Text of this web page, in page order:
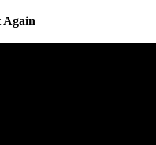
Again